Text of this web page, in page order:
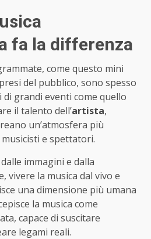
fa la differenza
come questo mini
del pubblico, sono spesso
grandi eventi come quello
il talento dell’artista,
un’atmosfera più
e spettatori.
immagini e dalla
vivere la musica dal vivo e
una dimensione più umana
la musica come
capace di suscitare
legami reali.